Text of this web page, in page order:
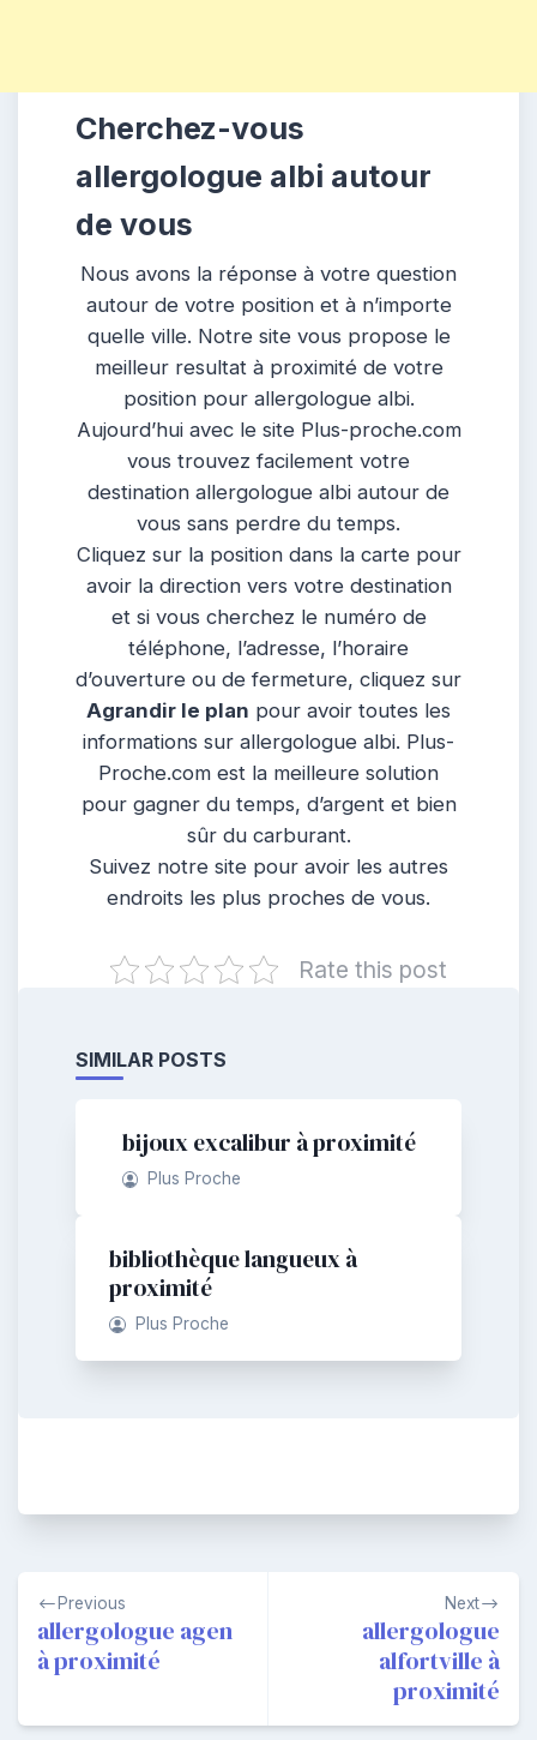
Cherchez-vous
allergologue albi autour
de vous
Nous avons la réponse à votre question
autour de votre position et à n’importe
quelle ville. Notre site vous propose le
meilleur resultat à proximité de votre
position pour allergologue albi.
Aujourd’hui avec le site Plus-proche.com
vous trouvez facilement votre
destination allergologue albi autour de
vous sans perdre du temps.
Cliquez sur la position dans la carte pour
avoir la direction vers votre destination
et si vous cherchez le numéro de
téléphone, l’adresse, l’horaire
d’ouverture ou de fermeture, cliquez sur
Agrandir le plan pour avoir toutes les
informations sur allergologue albi. Plus-
Proche.com est la meilleure solution
pour gagner du temps, d’argent et bien
sûr du carburant.
Suivez notre site pour avoir les autres
endroits les plus proches de vous.
Rate this post
SIMILAR POSTS
bijoux excalibur à proximité
Plus Proche
bibliothèque langueux à
proximité
Plus Proche
Navigation
de
l’article
Previous
allergologue agen
à proximité
Next
allergologue
alfortville à
proximité